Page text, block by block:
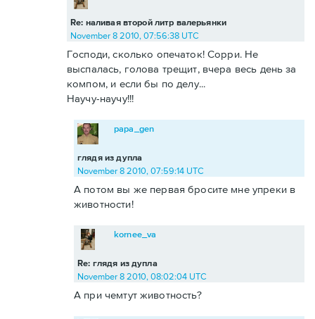
Re: наливая второй литр валерьянки
November 8 2010, 07:56:38 UTC
Господи, сколько опечаток! Сорри. Не
выспалась, голова трещит, вчера весь день за
компом, и если бы по делу...
Научу-научу!!!
глядя из дупла
papa_gen
November 8 2010, 07:59:14 UTC
А потом вы же первая бросите мне упреки в
животности!
Re: глядя из дупла
kornee_va
November 8 2010, 08:02:04 UTC
А при чемтут животность?